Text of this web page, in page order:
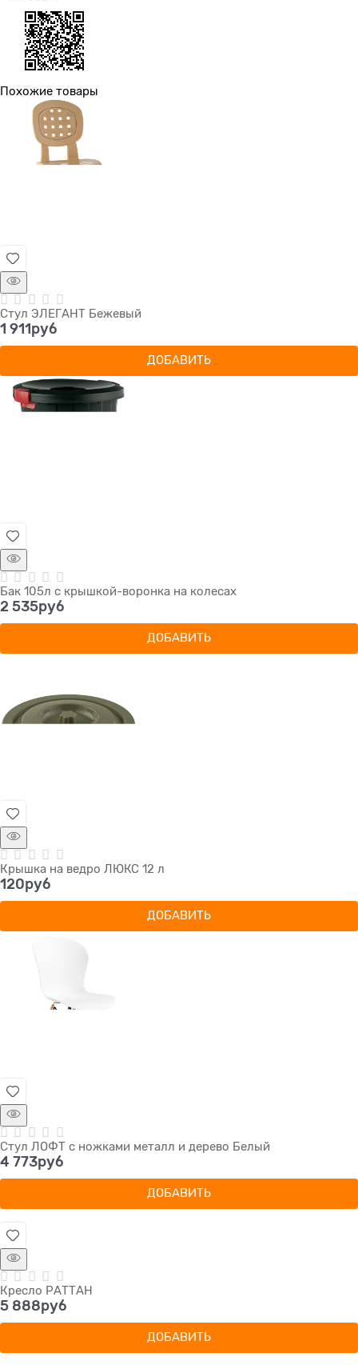
Похожие товары
Стул ЭЛЕГАНТ Бежевый
1 911руб
ДОБАВИТЬ
Бак 105л с крышкой-воронка на колесах
2 535руб
ДОБАВИТЬ
Крышка на ведро ЛЮКС 12 л
120руб
ДОБАВИТЬ
Стул ЛОФТ с ножками металл и дерево Белый
4 773руб
ДОБАВИТЬ
Кресло РАТТАН
5 888руб
ДОБАВИТЬ